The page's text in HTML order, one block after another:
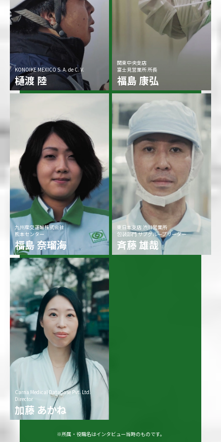
KONOIKE MEXICO S. A. de C. V.
樋渡 陸
関東中央支店
富士見営業所 所長
福島 康弘
九州産交運輸株式会社
熊本センター
福島 奈瑠海
東日本支店 渋川営業所
包装部門 サブグループリーダー
斉藤 雄哉
Carna Medical Database Pvt. Ltd.
Director
加藤 あかね
※所属・役職名はインタビュー当時のものです。